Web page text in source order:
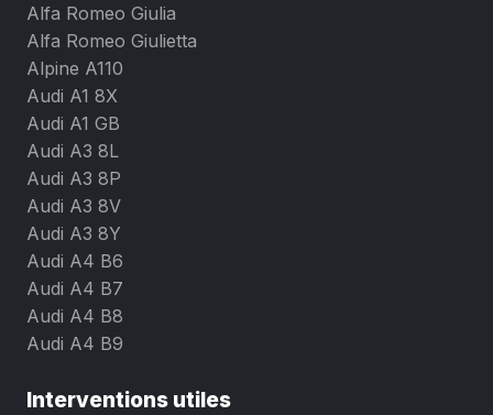
Alfa Romeo Giulia
Alfa Romeo Giulietta
Alpine A110
Audi A1 8X
Audi A1 GB
Audi A3 8L
Audi A3 8P
Audi A3 8V
Audi A3 8Y
Audi A4 B6
Audi A4 B7
Audi A4 B8
Audi A4 B9
Interventions utiles